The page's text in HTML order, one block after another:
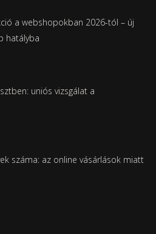
a webshopokban 2026-tól – új
hatályba
uniós vizsgálat a
száma: az online vásárlások miatt